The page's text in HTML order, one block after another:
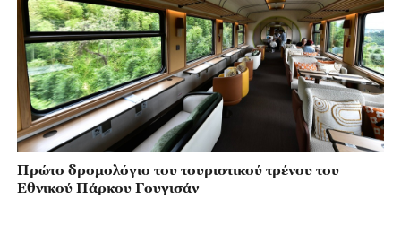
Πρώτο δρομολόγιο του τουριστικού τρένου του
Εθνικού Πάρκου Γουγισάν